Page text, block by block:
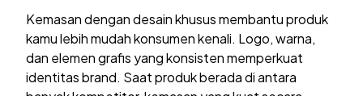
Kemasan dengan desain khusus membantu produk
kamu lebih mudah konsumen kenali. Logo, warna,
dan elemen grafis yang konsisten memperkuat
identitas brand. Saat produk berada di antara